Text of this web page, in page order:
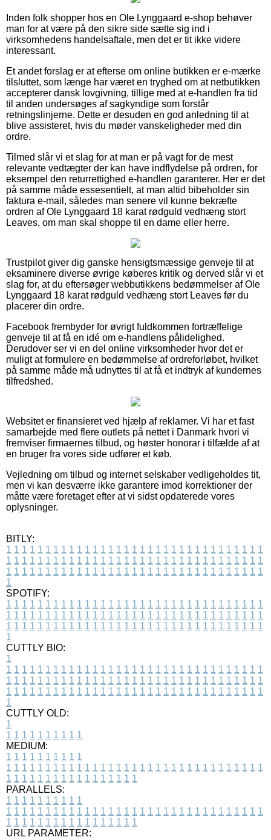
Inden folk shopper hos en Ole Lynggaard e-shop behøver
man for at være på den sikre side sætte sig ind i
virksomhedens handelsaftale, men det er tit ikke videre
interessant.
Et andet forslag er at efterse om online butikken er e-mærke
tilsluttet, som længe har været en tryghed om at netbutikken
accepterer dansk lovgivning, tillige med at e-handlen fra tid
til anden undersøges af sagkyndige som forstår
retningslinjerne. Dette er desuden en god anledning til at
blive assisteret, hvis du møder vanskeligheder med din
ordre.
Tilmed slår vi et slag for at man er på vagt for de mest
relevante vedtægter der kan have indflydelse på ordren, for
eksempel den returrettighed e-handlen garanterer. Her er det
på samme måde essesentielt, at man altid bibeholder sin
faktura e-mail, således man senere vil kunne bekræfte
ordren af Ole Lynggaard 18 karat rødguld vedhæng stort
Leaves, om man skal shoppe til en dame eller herre.
Trustpilot giver dig ganske hensigtsmæssige genveje til at
eksaminere diverse øvrige køberes kritik og derved slår vi et
slag for, at du eftersøger webbutikkens bedømmelser af Ole
Lynggaard 18 karat rødguld vedhæng stort Leaves før du
placerer din ordre.
Facebook frembyder for øvrigt fuldkommen fortræffelige
genveje til at få en idé om e-handlens pålidelighed.
Derudover ser vi en del online virksomheder hvor det er
muligt at formulere en bedømmelse af ordreforløbet, hvilket
på samme måde må udnyttes til at få et indtryk af kundernes
tilfredshed.
Websitet er finansieret ved hjælp af reklamer. Vi har et fast
samarbejde med flere outlets på nettet i Danmark hvori vi
fremviser firmaernes tilbud, og høster honorar i tilfælde af at
en bruger fra vores side udfører et køb.
Vejledning om tilbud og internet selskaber vedligeholdes tit,
men vi kan desværre ikke garantere imod korrektioner der
måtte være foretaget efter at vi sidst opdaterede vores
oplysninger.
BITLY:
1 1 1 1 1 1 1 1 1 1 1 1 1 1 1 1 1 1 1 1 1 1 1 1 1 1 1 1 1 1 1 1 1
1 1 1 1 1 1 1 1 1 1 1 1 1 1 1 1 1 1 1 1 1 1 1 1 1 1 1 1 1 1 1 1 1
1 1 1 1 1 1 1 1 1 1 1 1 1 1 1 1 1 1 1 1 1 1 1 1 1 1 1 1 1 1 1 1 1
1
SPOTIFY:
1 1 1 1 1 1 1 1 1 1 1 1 1 1 1 1 1 1 1 1 1 1 1 1 1 1 1 1 1 1 1 1 1
1 1 1 1 1 1 1 1 1 1 1 1 1 1 1 1 1 1 1 1 1 1 1 1 1 1 1 1 1 1 1 1 1
1 1 1 1 1 1 1 1 1 1 1 1 1 1 1 1 1 1 1 1 1 1 1 1 1 1 1 1 1 1 1 1 1
1
CUTTLY BIO:
1
1 1 1 1 1 1 1 1 1 1 1 1 1 1 1 1 1 1 1 1 1 1 1 1 1 1 1 1 1 1 1 1 1
1 1 1 1 1 1 1 1 1 1 1 1 1 1 1 1 1 1 1 1 1 1 1 1 1 1 1 1 1 1 1 1 1
1 1 1 1 1 1 1 1 1 1 1 1 1 1 1 1 1 1 1 1 1 1 1 1 1 1 1 1 1 1 1 1 1
1
CUTTLY OLD:
1
1 1 1 1 1 1 1 1 1 1
MEDIUM:
1 1 1 1 1 1 1 1 1 1
1 1 1 1 1 1 1 1 1 1 1 1 1 1 1 1 1 1 1 1 1 1 1 1 1 1 1 1 1 1 1 1 1
1 1 1 1 1 1 1 1 1 1 1 1 1 1 1 1 1
PARALLELS:
1 1 1 1 1 1 1 1 1 1
1 1 1 1 1 1 1 1 1 1 1 1 1 1 1 1 1 1 1 1 1 1 1 1 1 1 1 1 1 1 1 1 1
1 1 1 1 1 1 1 1 1 1 1 1 1 1 1 1 1
URL PARAMETER: